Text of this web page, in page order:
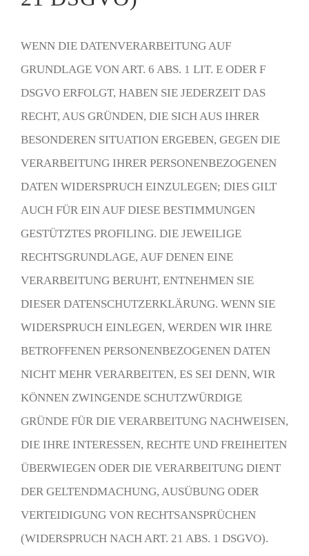
WENN DIE DATENVERARBEITUNG AUF
GRUNDLAGE VON ART. 6 ABS. 1 LIT. E ODER F
DSGVO ERFOLGT, HABEN SIE JEDERZEIT DAS
RECHT, AUS GRÜNDEN, DIE SICH AUS IHRER
BESONDEREN SITUATION ERGEBEN, GEGEN DIE
VERARBEITUNG IHRER PERSONENBEZOGENEN
DATEN WIDERSPRUCH EINZULEGEN; DIES GILT
AUCH FÜR EIN AUF DIESE BESTIMMUNGEN
GESTÜTZTES PROFILING. DIE JEWEILIGE
RECHTSGRUNDLAGE, AUF DENEN EINE
VERARBEITUNG BERUHT, ENTNEHMEN SIE
DIESER DATENSCHUTZERKLÄRUNG. WENN SIE
WIDERSPRUCH EINLEGEN, WERDEN WIR IHRE
BETROFFENEN PERSONENBEZOGENEN DATEN
NICHT MEHR VERARBEITEN, ES SEI DENN, WIR
KÖNNEN ZWINGENDE SCHUTZWÜRDIGE
GRÜNDE FÜR DIE VERARBEITUNG NACHWEISEN,
DIE IHRE INTERESSEN, RECHTE UND FREIHEITEN
ÜBERWIEGEN ODER DIE VERARBEITUNG DIENT
DER GELTENDMACHUNG, AUSÜBUNG ODER
VERTEIDIGUNG VON RECHTSANSPRÜCHEN
(WIDERSPRUCH NACH ART. 21 ABS. 1 DSGVO).